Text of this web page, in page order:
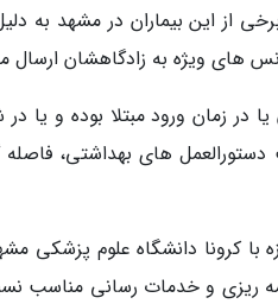
از این بیماران در مشهد به
های ویژه به زادگاهشان
یا در زمان ورود مبتلا بوده و
های بهداشتی،
با کرونا دانشگاه علوم
ریزی و خدمات رسانی مناسب